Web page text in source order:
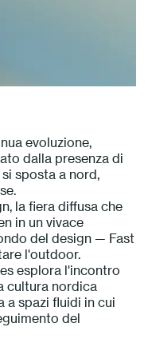
evoluzione,
dalla presenza di
sposta a nord,
la fiera diffusa che
in un vivace
del design — Fast
l'outdoor.
esplora l'incontro
cultura nordica
a spazi fluidi in cui
del